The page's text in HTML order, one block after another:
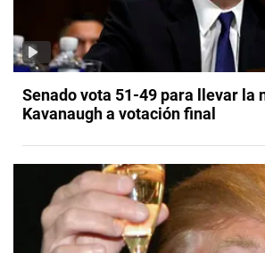
Senado vota 51-49 para llevar la
Kavanaugh a votación final